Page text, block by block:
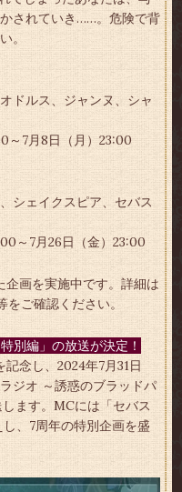
されていき……。危険で背
。
ドルス、ジャンヌ、シャ
～7月8日（月）23:00
シェイクスピア、セバス
～7月26日（金）23:00
画を実施中です。詳細は
ご確認ください。
別編」の放送が決定！
記念し、2024年7月31日
ジオ ～誘惑のブラッドパ
ます。MCには「セバス
、7周年の特別企画を盛